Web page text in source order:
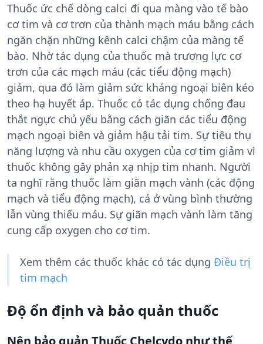
Thuốc ức chế dòng calci đi qua màng vào tế bào
cơ tim và cơ trơn của thành mạch máu bằng cách
ngăn chặn những kênh calci chậm của màng tế
bào. Nhờ tác dụng của thuốc mà trương lực cơ
trơn của các mạch máu (các tiểu động mạch)
giảm, qua đó làm giảm sức kháng ngoại biên kéo
theo hạ huyết áp. Thuốc có tác dụng chống đau
thắt ngực chủ yếu bằng cách giãn các tiểu động
mạch ngoại biên và giảm hậu tải tim. Sự tiêu thụ
năng lượng và nhu cầu oxygen của cơ tim giảm vì
thuốc không gây phản xạ nhịp tim nhanh. Người
ta nghĩ rằng thuốc làm giãn mạch vành (các động
mạch và tiểu động mạch), cả ở vùng bình thường
lẫn vùng thiếu máu. Sự giãn mạch vành làm tăng
cung cấp oxygen cho cơ tim.
Xem thêm các thuốc khác có tác dụng Điều trị
tim mạch
Độ ổn định và bảo quản thuốc
Nên bảo quản Thuốc Chelcydo như thế